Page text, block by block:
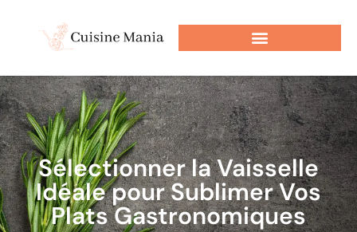
Sélectionner la Vaisselle
Idéale pour Sublimer Vos
Plats Gastronomiques